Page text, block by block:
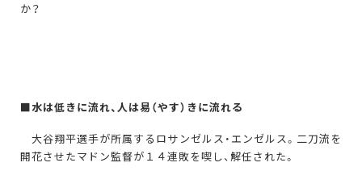
か？
■水は低きに流れ、人は易（やす）きに流れる
大谷翔平選手が所属するロサンゼルス・エンゼルス。二刀流を
開花させたマドン監督が１４連敗を喫し、解任された。